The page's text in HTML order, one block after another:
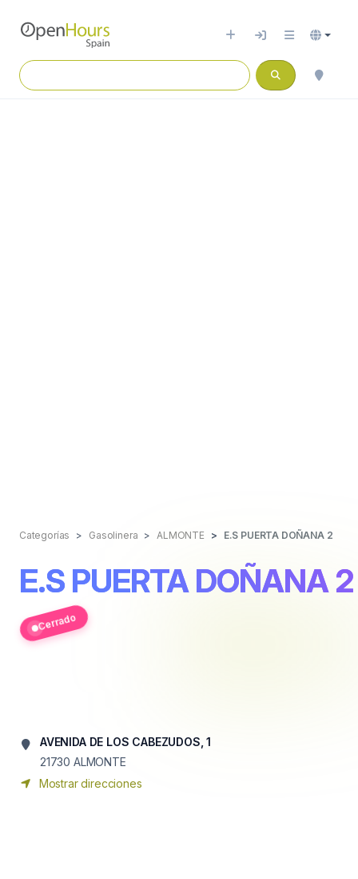
Categorías Gasolinera ALMONTE E.S PUERTA DOÑANA 2
E.S PUERTA DOÑANA 2
Cerrado
AVENIDA DE LOS CABEZUDOS, 1
21730 ALMONTE
Mostrar direcciones